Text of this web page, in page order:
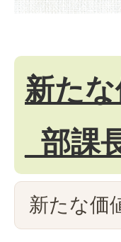
新た
_部課
新たな価